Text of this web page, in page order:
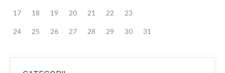
17 18 19 20 21 22 23
24 25 26 27 28 29 30 31